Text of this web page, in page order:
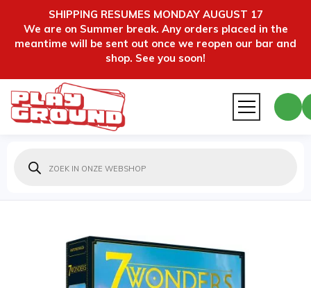
SHIPPING RESUMES MONDAY AUGUST 17
We are on Summer break. Any orders placed in the
meantime will be sent out once we reopen our bar and
shop. See you soon!
zoeken